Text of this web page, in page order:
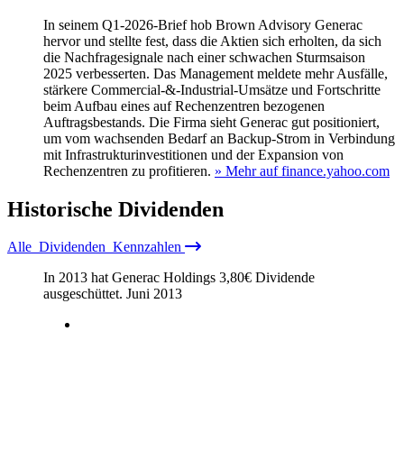
In seinem Q1-2026-Brief hob Brown Advisory Generac
hervor und stellte fest, dass die Aktien sich erholten, da sich
die Nachfragesignale nach einer schwachen Sturm­saison
2025 verbesserten. Das Management meldete mehr Ausfälle,
stärkere Commercial-&-Industrial-Umsätze und Fortschritte
beim Aufbau eines auf Rechenzentren bezogenen
Auftragsbestands. Die Firma sieht Generac gut positioniert,
um vom wachsenden Bedarf an Backup-Strom in Verbindung
mit Infrastrukturinvestitionen und der Expansion von
Rechenzentren zu profitieren. » Mehr auf finance.yahoo.com
Historische Dividenden
Alle Dividenden Kennzahlen
In 2013 hat Generac Holdings 3,80€ Dividende
ausgeschüttet. Juni 2013